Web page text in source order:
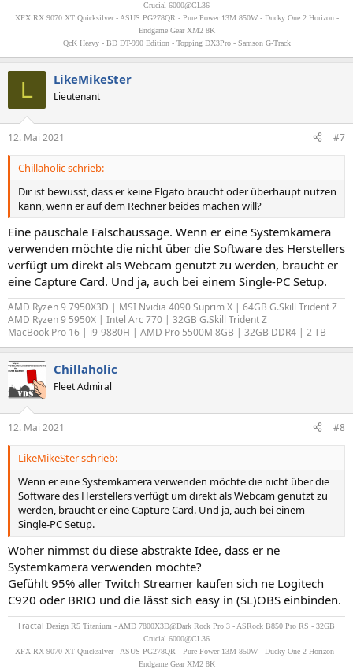
Crucial 6000@CL36
XFX RX 9070 XT Quicksilver - ASUS PG278QR - Pure Power 13M 850W - Ducky One 2 Horizon -
Endgame Gear XM2 8K
QcK Heavy - BD DT-990 Edition - Topping DX3Pro - Samson G-Track
L LikeMikeSter
Lieutenant
12. Mai 2021 #7
Chillaholic schrieb:
Dir ist bewusst, dass er keine Elgato braucht oder überhaupt nutzen
kann, wenn er auf dem Rechner beides machen will?
Eine pauschale Falschaussage. Wenn er eine Systemkamera
verwenden möchte die nicht über die Software des Herstellers
verfügt um direkt als Webcam genutzt zu werden, braucht er
eine Capture Card. Und ja, auch bei einem Single-PC Setup.
AMD Ryzen 9 7950X3D | MSI Nvidia 4090 Suprim X | 64GB G.Skill Trident Z
AMD Ryzen 9 5950X | Intel Arc 770 | 32GB G.Skill Trident Z
MacBook Pro 16 | i9-9880H | AMD Pro 5500M 8GB | 32GB DDR4 | 2 TB
Chillaholic
Fleet Admiral
12. Mai 2021 #8
LikeMikeSter schrieb:
Wenn er eine Systemkamera verwenden möchte die nicht über die
Software des Herstellers verfügt um direkt als Webcam genutzt zu
werden, braucht er eine Capture Card. Und ja, auch bei einem
Single-PC Setup.
Woher nimmst du diese abstrakte Idee, dass er ne
Systemkamera verwenden möchte?
Gefühlt 95% aller Twitch Streamer kaufen sich ne Logitech
C920 oder BRIO und die lässt sich easy in (SL)OBS einbinden.
Fractal Design R5 Titanium - AMD 7800X3D@Dark Rock Pro 3 - ASRock B850 Pro RS - 32GB
Crucial 6000@CL36
XFX RX 9070 XT Quicksilver - ASUS PG278QR - Pure Power 13M 850W - Ducky One 2 Horizon -
Endgame Gear XM2 8K